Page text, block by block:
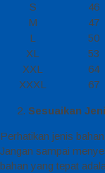
S
46
M
47
L
50
XL
53
XXL
64
XXXL
67
Sesuaikan
Perhatikan jenis
Jangan sampai
bahan yang tepat